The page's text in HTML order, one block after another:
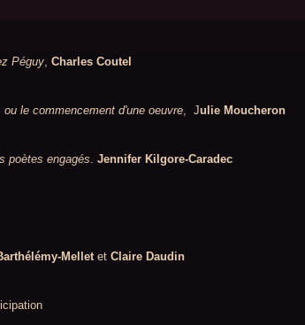
Péguy, Charles Coutel
ou le commencement d'une oeuvre, Julie Moucheron
poètes engagés. Jennifer Kilgore-Caradec
Melletet Claire Daudin